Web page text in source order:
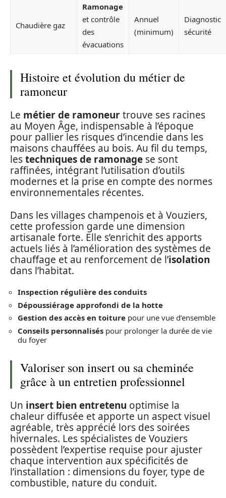
Chaudière gaz
Ramonage
et contrôle
des
évacuations
Annuel
(minimum)
Diagnostic
sécurité
Histoire et évolution du métier de
ramoneur
Le métier de ramoneurtrouve ses racines
au Moyen Âge, indispensable à l’époque
pour pallier les risques d’incendie dans les
maisons chauffées au bois. Au fil du temps,
lestechniques de ramonage se sont
raffinées, intégrant l’utilisation d’outils
modernes et la prise en compte des normes
environnementales récentes.
Dans les villages champenois et à Vouziers,
cette profession garde une dimension
artisanale forte. Elle s’enrichit des apports
actuels liés à l’amélioration des systèmes de
chauffage et au renforcement de l’isolation
dans l’habitat.
Inspection régulière des conduits
Dépoussiérage approfondi de la hotte
Gestion des accès en toiture pour une vue d’ensemble
Conseils personnalisés pour prolonger la durée de vie
du foyer
Valoriser son insert ou sa cheminée
grâce à un entretien professionnel
Un insert bien entretenu optimise la
chaleur diffusée et apporte un aspect visuel
agréable, très apprécié lors des soirées
hivernales. Les spécialistes de Vouziers
possèdent l’expertise requise pour ajuster
chaque intervention aux spécificités de
l’installation : dimensions du foyer, type de
combustible, nature du conduit.